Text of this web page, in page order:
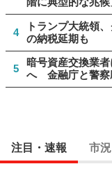
4
トランプ大統領
の納税延期も
5
暗号資産交換業
へ 金融庁と警察
注目・速報 市